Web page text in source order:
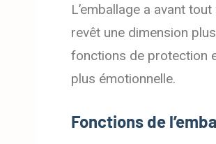
L’emballage a avant
revêt une dimension
fonctions de protection
plus émotionnelle.
Fonctions de